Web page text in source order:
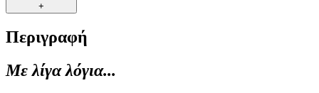
+
Περιγραφή
Με λίγα λόγια...